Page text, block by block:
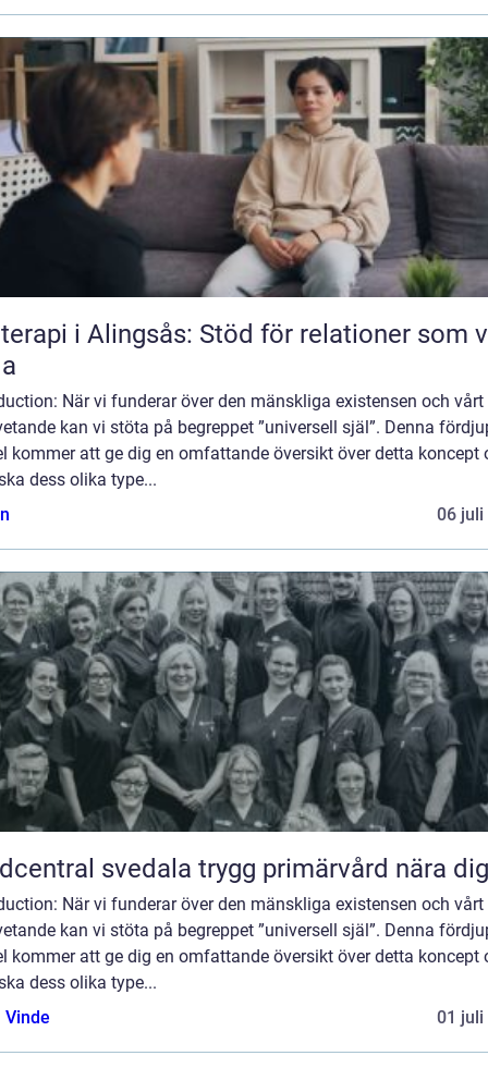
i Alingsås: Stöd för relationer som
När vi funderar över den mänskliga existensen och vårt
kan vi stöta på begreppet ”universell själ”. Denna
kommer att ge dig en omfattande översikt över detta koncept
dess olika type...
06 juli
Vårdcentral svedala trygg primärvård nära dig
När vi funderar över den mänskliga existensen och vårt
kan vi stöta på begreppet ”universell själ”. Denna
kommer att ge dig en omfattande översikt över detta koncept
dess olika type...
Vinde
01 juli